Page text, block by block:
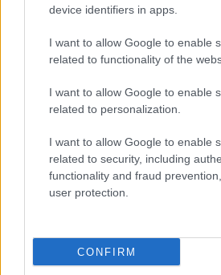
device identifiers in apps.
I want to allow Google to enable
related to functionality of the
I want to allow Google to enable
related to personalization.
I want to allow Google to enable
related to security, including
functionality and fraud
user protection.
CONFIRM
Gianni Muzzu
I nostri cari
I nostri cari
I nostri cari